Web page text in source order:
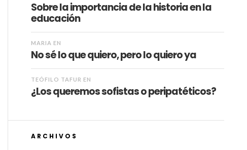
Sobre la importancia de la historia en la
educación
MARIA EN
No sé lo que quiero, pero lo quiero ya
TEÓFILO TAFUR EN
¿Los queremos sofistas o peripatéticos?
ARCHIVOS